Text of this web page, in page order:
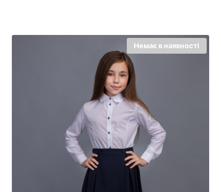
Немає в наявності